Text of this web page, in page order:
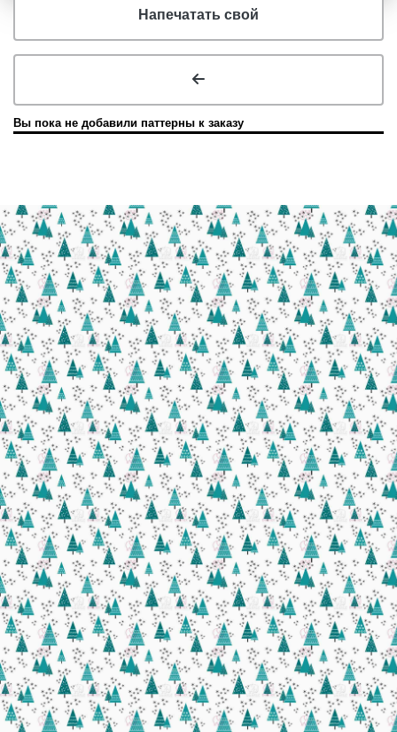
Напечатать свой
Вы пока не добавили паттерны к заказу